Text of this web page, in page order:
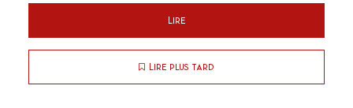
Lire
Lire plus tard